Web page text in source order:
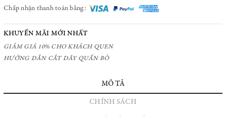
Chấp nhận thanh toán bằng:
KHUYẾN MÃI MỚI NHẤT
GIẢM GIÁ 10% CHO KHÁCH QUEN
HƯỚNG DẪN CẮT DÂY QUẦN BÒ
MÔ TẢ
CHÍNH SÁCH